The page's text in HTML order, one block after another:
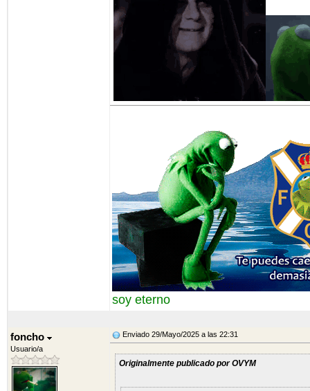
soy eterno
foncho
Usuario/a
Enviado 29/Mayo/2025 a las 22:31
Originalmente publicado por OVYM